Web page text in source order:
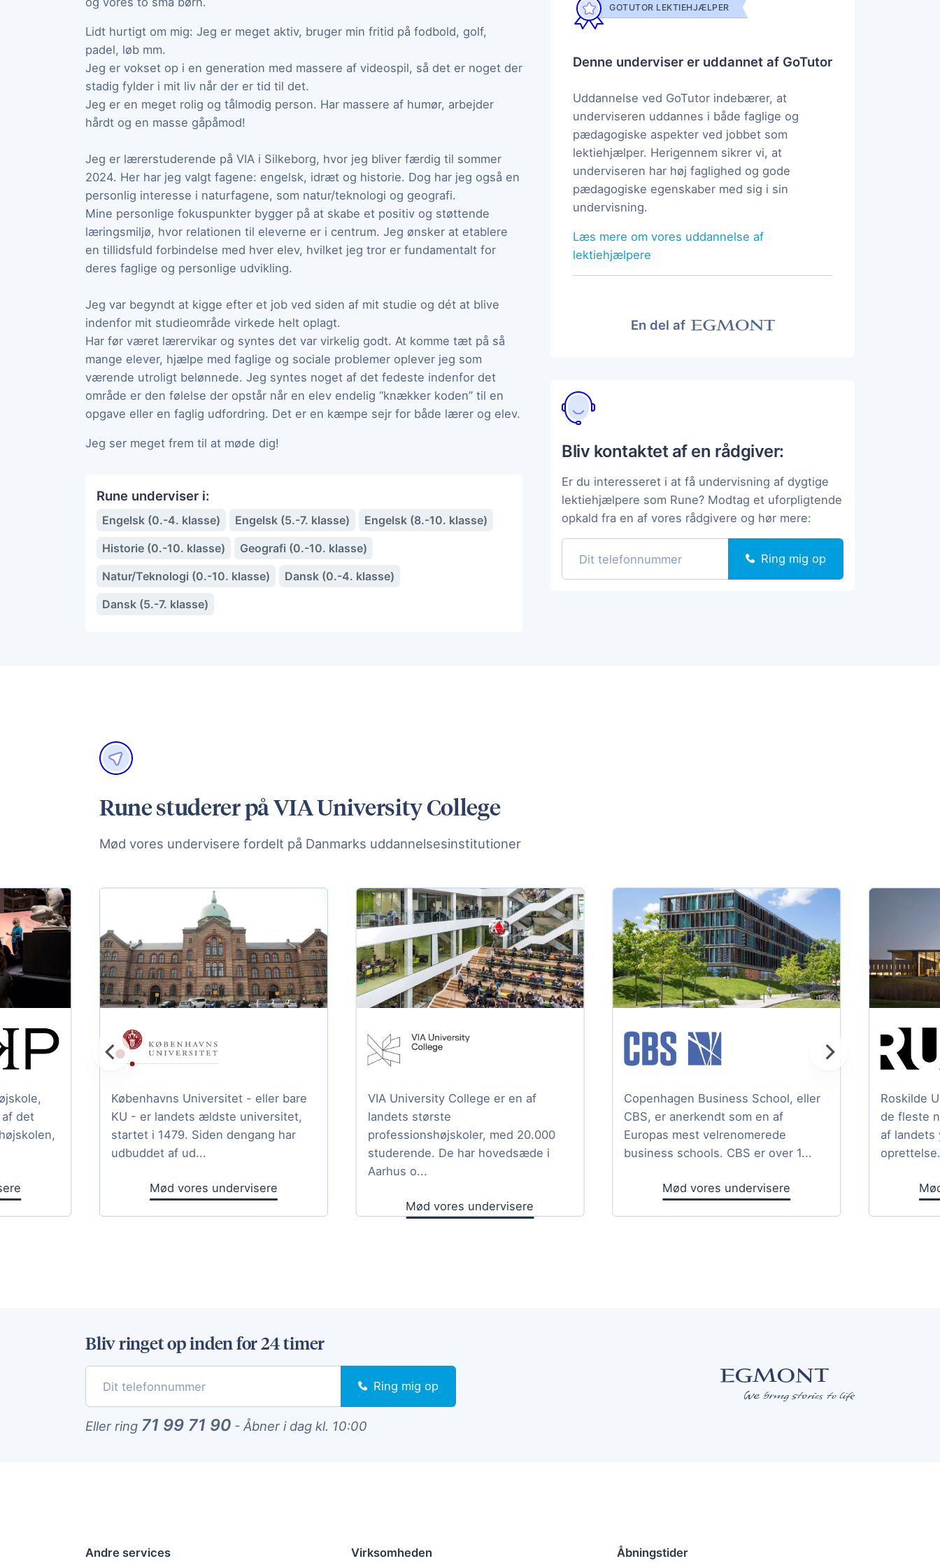
Lidt hurtigt om mig: Jeg er meget aktiv, bruger min fritid på fodbold, golf,
padel, løb mm.
Jeg er vokset op i en generation med massere af videospil, så det er noget der
stadig fylder i mit liv når der er tid til det.
Jeg er en meget rolig og tålmodig person. Har massere af humør, arbejder
hårdt og en masse gåpåmod!
Jeg er lærerstuderende på VIA i Silkeborg, hvor jeg bliver færdig til sommer
2024. Her har jeg valgt fagene: engelsk, idræt og historie. Dog har jeg også en
personlig interesse i naturfagene, som natur/teknologi og geografi.
Mine personlige fokuspunkter bygger på at skabe et positiv og støttende
læringsmiljø, hvor relationen til eleverne er i centrum. Jeg ønsker at etablere
en tillidsfuld forbindelse med hver elev, hvilket jeg tror er fundamentalt for
deres faglige og personlige udvikling.
Jeg var begyndt at kigge efter et job ved siden af mit studie og dét at blive
indenfor mit studieområde virkede helt oplagt.
Har før været lærervikar og syntes det var virkelig godt. At komme tæt på så
mange elever, hjælpe med faglige og sociale problemer oplever jeg som
værende utroligt belønnede. Jeg syntes noget af det fedeste indenfor det
område er den følelse der opstår når en elev endelig “knækker koden” til en
opgave eller en faglig udfordring. Det er en kæmpe sejr for både lærer og elev.
Jeg ser meget frem til at møde dig!
Rune underviser i:
Engelsk (0.-4. klasse) Engelsk (5.-7. klasse)
Engelsk (8.-10. klasse)
Historie (0.-10. klasse)
Geografi (0.-10. klasse)
Natur/Teknologi (0.-10. klasse)
Dansk (0.-4. klasse)
Dansk (5.-7. klasse)
GOTUTOR LEKTIEHJÆLPER
Denne underviser er uddannet af GoTutor
Uddannelse ved GoTutor indebærer, at
underviseren uddannes i både faglige og
pædagogiske aspekter ved jobbet som
lektiehjælper. Herigennem sikrer vi, at
underviseren har høj faglighed og gode
pædagogiske egenskaber med sig i sin
undervisning.
Læs mere om vores uddannelse af
lektiehjælpere
En del af
Bliv kontaktet af en rådgiver:
Er du interesseret i at få undervisning af dygtige
lektiehjælpere som Rune? Modtag et uforpligtende
opkald fra en af vores rådgivere og hør mere:
Ring mig op
Rune studerer på VIA University College
Mød vores undervisere fordelt på Danmarks uddannelsesinstitutioner
VIA University College er en af
landets største
professionshøjskoler, med 20.000
studerende. De har hovedsæde i
Aarhus o...
Mød vores undervisere
Copenhagen Business School, eller
CBS, er anerkendt som en af
Europas mest velrenomerede
business schools. CBS er over 1...
Mød vores undervisere
Roskilde
de fleste
af landets
det
Københavns Universitet - eller bare
KU - er landets ældste universitet,
startet i 1479. Siden dengang har
udbuddet af ud...
Mød vores undervisere
Bliv ringet op inden for 24 timer
Ring mig op
Eller ring 71 99 71 90 - Åbner i dag kl. 10:00
Andre services Virksomheden Åbningstider